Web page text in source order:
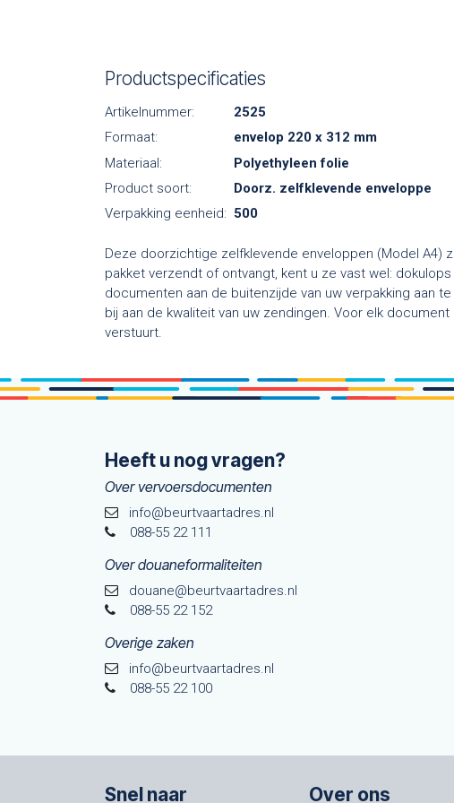
Productspecificaties
Artikelnummer:
2525
Formaat:
envelop 220 x 312 mm
Materiaal:
Polyethyleen folie
Product soort:
Doorz. zelfklevende enveloppe
Verpakking eenheid: 500
Deze doorzichtige zelfklevende enveloppen (Model A4)
pakket verzendt of ontvangt, kent u ze vast wel:
documenten aan de buitenzijde van uw verpakking aan
bij aan de kwaliteit van uw zendingen. Voor elk
verstuurt.
Heeft u nog vragen?
Over vervoersdocumenten
info@beurtvaartadres.nl
088-55 22 111
Over douaneformaliteiten
douane@beurtvaarta​dres.nl
088-55 22 152
Overige zaken
info@beurtvaartadres.nl
088-55 22 100
Snel naar Over ons